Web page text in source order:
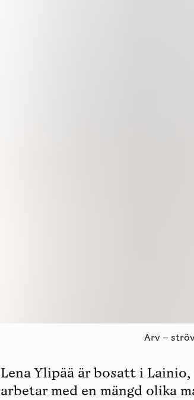
Arv –
Lena Ylipää är bosatt i
arbetar med en mängd olika